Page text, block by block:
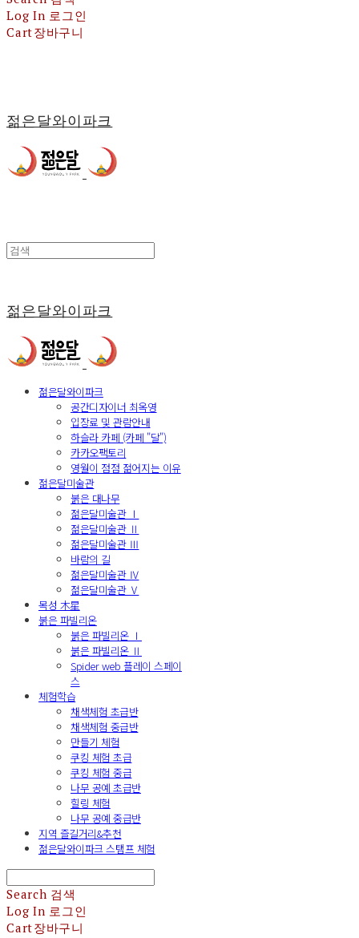
Log In 로그인
Cart장바구니
젊은달와이파크
젊은달와이파크
젊은달와이파크
공간디자이너 최옥영
입장료 및 관람안내
하슬라 카페 (카페 "달")
카카오팩토리
영월이 점점 젊어지는 이유
젊은달미술관
붉은 대나무
젊은달미술관 Ⅰ
젊은달미술관 Ⅱ
젊은달미술관 Ⅲ
바람의 길
젊은달미술관 Ⅳ
젊은달미술관 Ⅴ
목성 木星
붉은 파빌리온
붉은 파빌리온 Ⅰ
붉은 파빌리온 Ⅱ
Spider web 플레이 스페이
스
체험학습
채색체험 초급반
채색체험 중급반
만들기 체험
쿠킹 체험 초급
쿠킹 체험 중급
나무 공예 초급반
힐링 체험
나무 공예 중급반
지역 즐길거리&추천
젊은달와이파크 스탬프 체험
Search 검색
Log In 로그인
Cart장바구니